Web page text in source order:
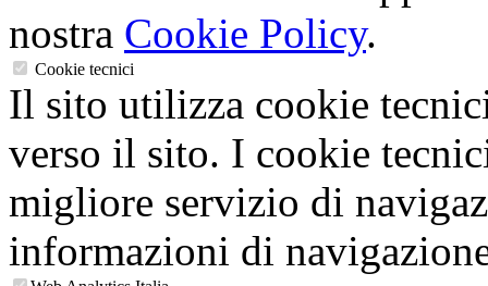
nostra Cookie Policy.
Cookie tecnici
Il sito utilizza cookie
verso il sito. I cookie
migliore servizio di
informazioni di